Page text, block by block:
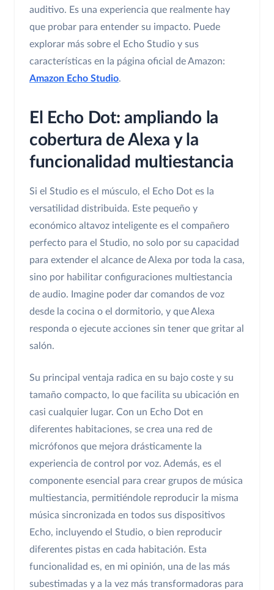
auditivo. Es una experiencia que realmente hay
que probar para entender su impacto. Puede
explorar más sobre el Echo Studio y sus
características en la página oficial de Amazon:
Amazon Echo Studio.
El Echo Dot: ampliando la
cobertura de Alexa y la
funcionalidad multiestancia
Si el Studio es el músculo, el Echo Dot es la
versatilidad distribuida. Este pequeño y
económico altavoz inteligente es el compañero
perfecto para el Studio, no solo por su capacidad
para extender el alcance de Alexa por toda la casa,
sino por habilitar configuraciones multiestancia
de audio. Imagine poder dar comandos de voz
desde la cocina o el dormitorio, y que Alexa
responda o ejecute acciones sin tener que gritar al
salón.
Su principal ventaja radica en su bajo coste y su
tamaño compacto, lo que facilita su ubicación en
casi cualquier lugar. Con un Echo Dot en
diferentes habitaciones, se crea una red de
micrófonos que mejora drásticamente la
experiencia de control por voz. Además, es el
componente esencial para crear grupos de música
multiestancia, permitiéndole reproducir la misma
música sincronizada en todos sus dispositivos
Echo, incluyendo el Studio, o bien reproducir
diferentes pistas en cada habitación. Esta
funcionalidad es, en mi opinión, una de las más
subestimadas y a la vez más transformadoras para